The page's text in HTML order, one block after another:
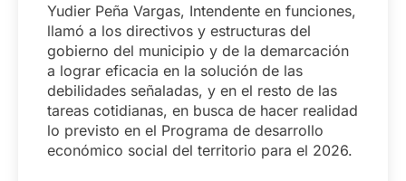
Yudier Peña Vargas, Intendente en funciones,
llamó a los directivos y estructuras del
gobierno del municipio y de la demarcación
a lograr eficacia en la solución de las
debilidades señaladas, y en el resto de las
tareas cotidianas, en busca de hacer realidad
lo previsto en el Programa de desarrollo
económico social del territorio para el 2026.